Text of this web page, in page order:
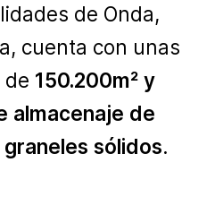
de Onda,
cuenta con unas
de 150.200m² y
almacenaje de
sólidos.